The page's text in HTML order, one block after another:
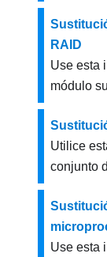
RAID
Use esta
módulo
Utilice
conjunto
Use esta